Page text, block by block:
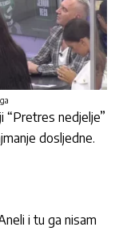
“Pretres nedjelje”
dosljedne.
i tu ga nisam